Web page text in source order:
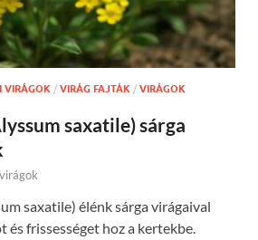
VIRÁGOK / VIRÁG FAJTÁK / VIRÁGOK
saxatile) sárga
saxatile) élénk sárga virágaival
és frissességet hoz a kertekbe.